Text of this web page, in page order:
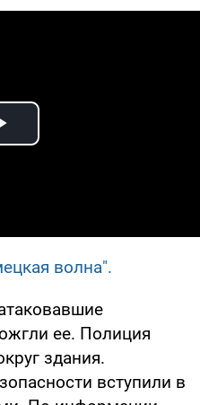
Play Video
волна".
ее. Полиция
здания.
вступили в